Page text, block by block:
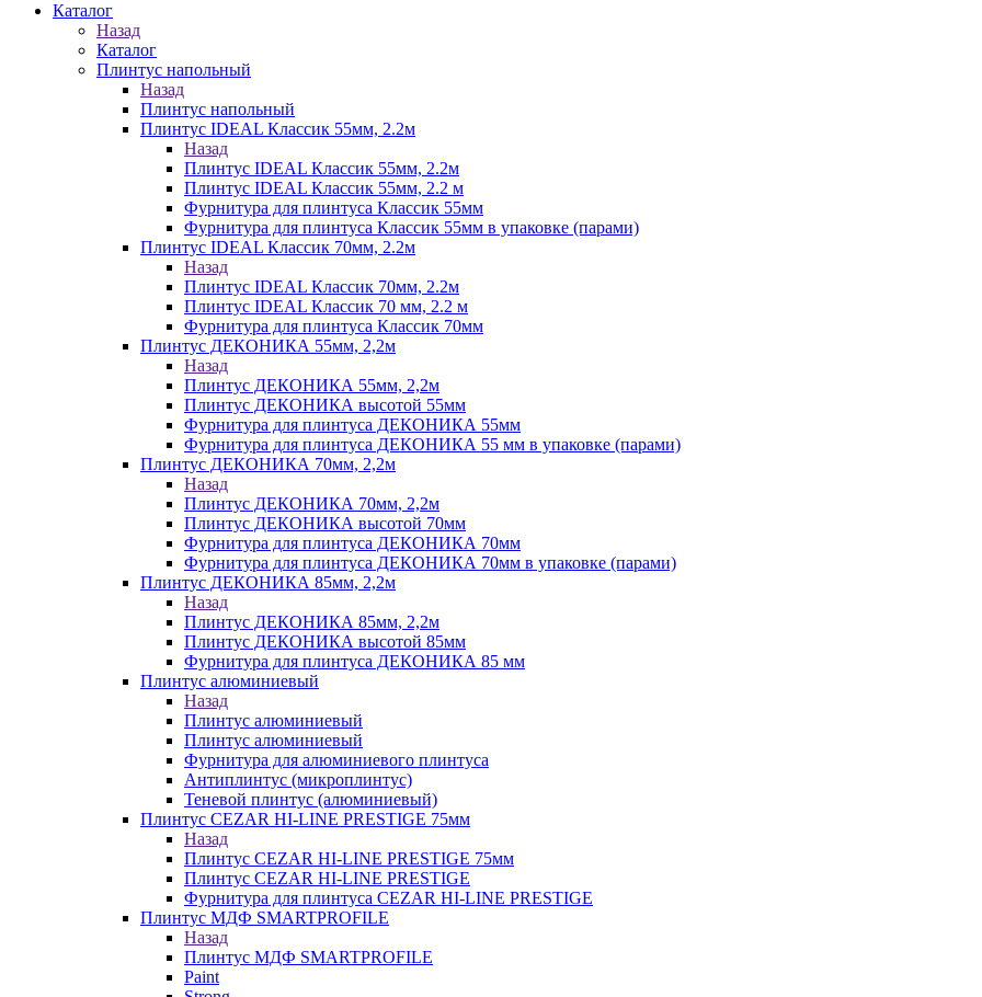
Каталог
Назад
Каталог
Плинтус напольный
Назад
Плинтус напольный
Плинтус IDEAL Классик 55мм, 2.2м
Назад
Плинтус IDEAL Классик 55мм, 2.2м
Плинтус IDEAL Классик 55мм, 2.2 м
Фурнитура для плинтуса Классик 55мм
Фурнитура для плинтуса Классик 55мм в упаковке (парами)
Плинтус IDEAL Классик 70мм, 2.2м
Назад
Плинтус IDEAL Классик 70мм, 2.2м
Плинтус IDEAL Классик 70 мм, 2.2 м
Фурнитура для плинтуса Классик 70мм
Плинтус ДЕКОНИКА 55мм, 2,2м
Назад
Плинтус ДЕКОНИКА 55мм, 2,2м
Плинтус ДЕКОНИКА высотой 55мм
Фурнитура для плинтуса ДЕКОНИКА 55мм
Фурнитура для плинтуса ДЕКОНИКА 55 мм в упаковке (парами)
Плинтус ДЕКОНИКА 70мм, 2,2м
Назад
Плинтус ДЕКОНИКА 70мм, 2,2м
Плинтус ДЕКОНИКА высотой 70мм
Фурнитура для плинтуса ДЕКОНИКА 70мм
Фурнитура для плинтуса ДЕКОНИКА 70мм в упаковке (парами)
Плинтус ДЕКОНИКА 85мм, 2,2м
Назад
Плинтус ДЕКОНИКА 85мм, 2,2м
Плинтус ДЕКОНИКА высотой 85мм
Фурнитура для плинтуса ДЕКОНИКА 85 мм
Плинтус алюминиевый
Назад
Плинтус алюминиевый
Плинтус алюминиевый
Фурнитура для алюминиевого плинтуса
Антиплинтус (микроплинтус)
Теневой плинтус (алюминиевый)
Плинтус CEZAR HI-LINE PRESTIGE 75мм
Назад
Плинтус CEZAR HI-LINE PRESTIGE 75мм
Плинтус CEZAR HI-LINE PRESTIGE
Фурнитура для плинтуса CEZAR HI-LINE PRESTIGE
Плинтус МДФ SMARTPROFILE
Назад
Плинтус МДФ SMARTPROFILE
Paint